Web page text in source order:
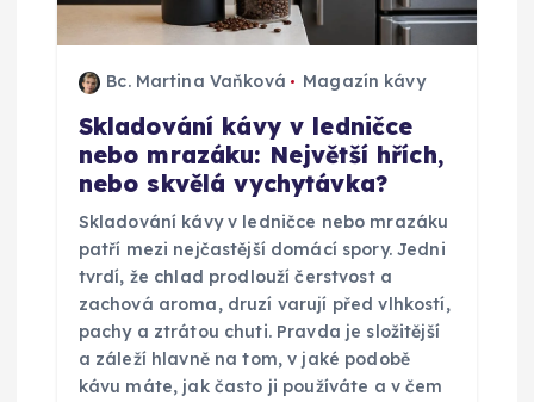
Bc. Martina Vaňková Magazín kávy
Skladování kávy v ledničce
nebo mrazáku: Největší hřích,
nebo skvělá vychytávka?
Skladování kávy v ledničce nebo mrazáku
patří mezi nejčastější domácí spory. Jedni
tvrdí, že chlad prodlouží čerstvost a
zachová aroma, druzí varují před vlhkostí,
pachy a ztrátou chuti. Pravda je složitější
a záleží hlavně na tom, v jaké podobě
kávu máte, jak často ji používáte a v čem